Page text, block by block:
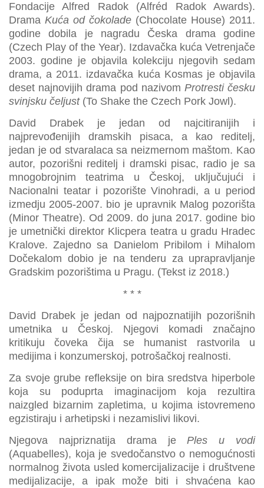
Fondacije Alfred Radok (Alfréd Radok Awards).
Drama Kuća od čokolade (Chocolate House) 2011.
godine dobila je nagradu Česka drama godine
(Czech Play of the Year). Izdavačka kuća Vetrenjače
2003. godine je objavila kolekciju njegovih sedam
drama, a 2011. izdavačka kuća Kosmas je objavila
deset najnovijih drama pod nazivom Protresti česku
svinjsku čeljust(To Shake the Czech Pork Jowl).
David Drabek je jedan od najcitiranijih i
najprevođenijih dramskih pisaca, a kao reditelj,
jedan je od stvaralaca sa neizmernom maštom. Kao
autor, pozorišni reditelj i dramski pisac, radio je sa
mnogobrojnim teatrima u Českoj, uključujući i
Nacionalni teatar i pozorište Vinohradi, a u period
izmedju 2005-2007. bio je upravnik Malog pozorišta
(Minor Theatre). Od 2009. do juna 2017. godine bio
je umetnički direktor Klicpera teatra u gradu Hradec
Kralove. Zajedno sa Danielom Pribilom i Mihalom
Dočekalom dobio je na tenderu za uprapravljanje
Gradskim pozorištima u Pragu. (Tekst iz 2018.)
* * *
David Drabek je jedan od najpoznatijih pozorišnih
umetnika u Českoj. Njegovi komadi značajno
kritikuju čoveka čija se humanist rastvorila u
medijima i konzumerskoj, potrošačkoj realnosti.
Za svoje grube refleksije on bira sredstva hiperbole
koja su poduprta imaginacijom koja rezultira
naizgled bizarnim zapletima, u kojima istovremeno
egzistiraju i arhetipski i nezamislivi likovi.
Njegova najpriznatija drama jePles u vodi
(Aquabelles), koja je svedočanstvo o nemogućnosti
normalnog života usled komercijalizacije i društvene
medijalizacije, a ipak može biti i shvaćena kao